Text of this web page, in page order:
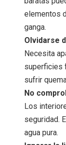
elementos
ganga.
Olvidarse
Necesita
superficies
sufrir
No
Los
seguridad.
agua pura.